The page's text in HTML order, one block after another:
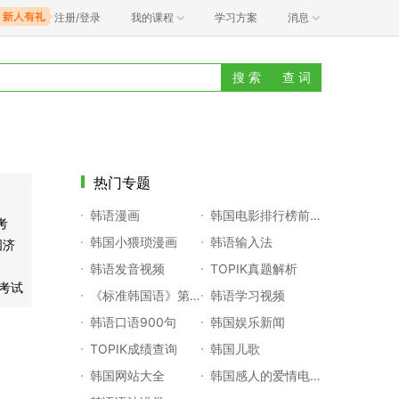
注册/登录 我的课程 学习方案 消息
搜 索 查 词
济
试
热门专题
韩语漫画
韩国电影排行榜前十名
韩国小猥琐漫画
韩语输入法
韩语发音视频
TOPIK真题解析
《标准韩国语》第一册
韩语学习视频
韩语口语900句
韩国娱乐新闻
TOPIK成绩查询
韩国儿歌
韩国网站大全
韩国感人的爱情电影